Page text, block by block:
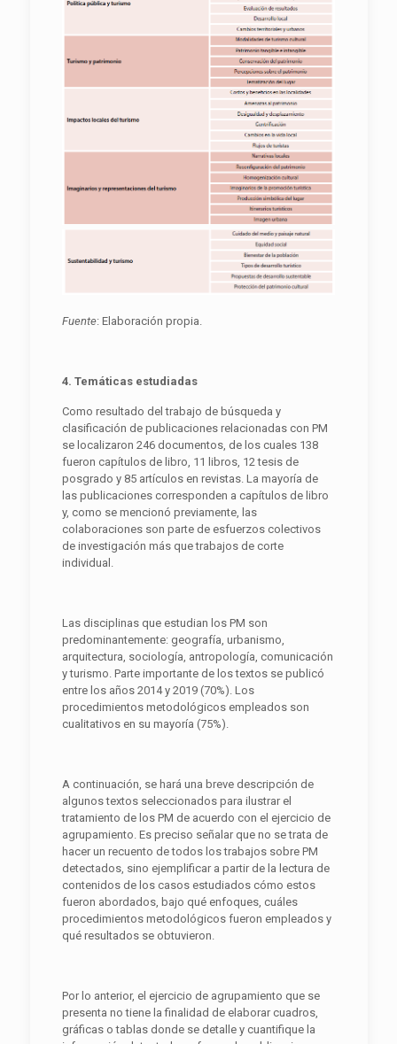
Fuente: Elaboración propia.
4. Temáticas estudiadas
Como resultado del trabajo de búsqueda y
clasificación de publicaciones relacionadas con PM
se localizaron 246 documentos, de los cuales 138
fueron capítulos de libro, 11 libros, 12 tesis de
posgrado y 85 artículos en revistas. La mayoría de
las publicaciones corresponden a capítulos de libro
y, como se mencionó previamente, las
colaboraciones son parte de esfuerzos colectivos
de investigación más que trabajos de corte
individual.
Las disciplinas que estudian los PM son
predominantemente: geografía, urbanismo,
arquitectura, sociología, antropología, comunicación
y turismo. Parte importante de los textos se publicó
entre los años 2014 y 2019 (70%). Los
procedimientos metodológicos empleados son
cualitativos en su mayoría (75%).
A continuación, se hará una breve descripción de
algunos textos seleccionados para ilustrar el
tratamiento de los PM de acuerdo con el ejercicio de
agrupamiento. Es preciso señalar que no se trata de
hacer un recuento de todos los trabajos sobre PM
detectados, sino ejemplificar a partir de la lectura de
contenidos de los casos estudiados cómo estos
fueron abordados, bajo qué enfoques, cuáles
procedimientos metodológicos fueron empleados y
qué resultados se obtuvieron.
Por lo anterior, el ejercicio de agrupamiento que se
presenta no tiene la finalidad de elaborar cuadros,
gráficas o tablas donde se detalle y cuantifique la